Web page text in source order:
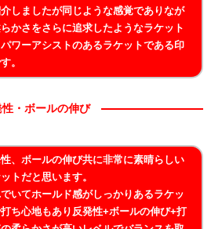
しましたが同じような感覚でありなが
らかさをさらに追求したようなラケット
ワーアシストのあるラケットである印
。
性・ボールの伸び
性、ボールの伸び共に非常に素晴らしい
トだと思います。
いてホールド感がしっかりあるラケッ
打ち心地もあり反発性+ボールの伸び+打